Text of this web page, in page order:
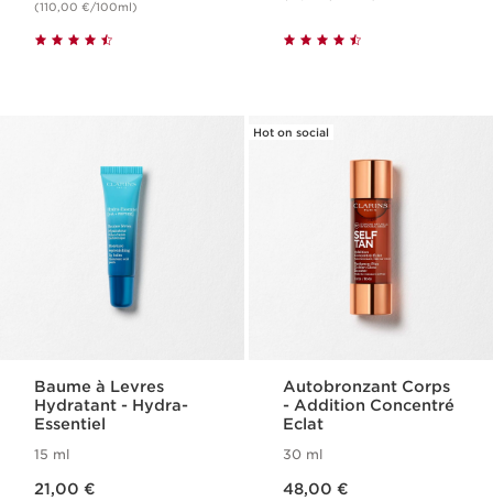
(110,00 €/100ml)
Baume à Levres
Hydratant - Hydra-
Essentiel
15 ml
21,00 €
Hot on social
Autobronzant Corps​
- Addition Concentré
Eclat
30 ml
48,00 €